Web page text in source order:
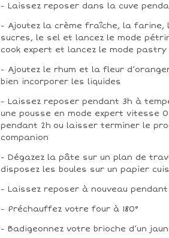
- Laissez reposer dans la cuve
- Ajoutez la crème fraîche, la farine,
sucres, le sel et lancez le mode
cook expert et lancez le mode
- Ajoutez le rhum et la fleur
bien incorporer les liquides
- Laissez reposer pendant 3h à
une pousse en mode expert vitesse
pendant 2h ou laisser terminer le
companion
- Dégazez la pâte sur un plan de
disposez les boules sur un papier
- Laissez reposer à nouveau pendant
- Préchauffez votre four à 180°
- Badigeonnez votre brioche d’un